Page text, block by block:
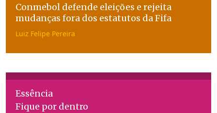
Conmebol defende eleições e rejeita
mudanças fora dos estatutos da Fifa
Luiz Felipe Pereira
Essência
Fique por dentro